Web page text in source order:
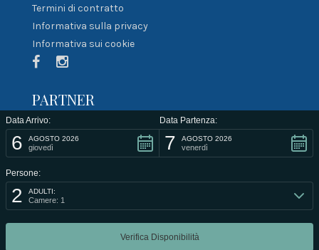
Termini di contratto
Informativa sulla privacy
Informativa sui cookie
PARTNER
@2021 Developed bySmartlab di Maltese Rosario
Data Arrivo:
6 AGOSTO 2026
giovedì
Data Partenza:
7 AGOSTO 2026
venerdì
Persone:
2 ADULTI:
Camere: 1